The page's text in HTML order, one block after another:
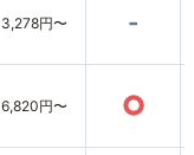
3,278円〜 -
6,820円〜 ○